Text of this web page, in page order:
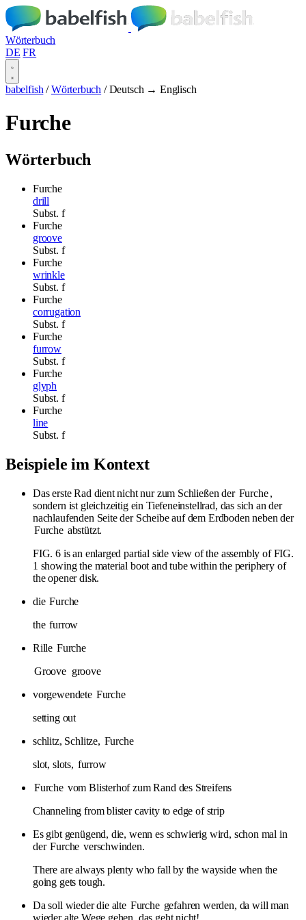
Wörterbuch
DE FR
babelfish / Wörterbuch / Deutsch → Englisch
Furche
Wörterbuch
Furche
drill
Subst. f
Furche
groove
Subst. f
Furche
wrinkle
Subst. f
Furche
corrugation
Subst. f
Furche
furrow
Subst. f
Furche
glyph
Subst. f
Furche
line
Subst. f
Beispiele im Kontext
Das erste Rad dient nicht nur zum Schließen der Furche ,
sondern ist gleichzeitig ein Tiefeneinstellrad, das sich an der
nachlaufenden Seite der Scheibe auf dem Erdboden neben der
Furche abstützt.
FIG. 6 is an enlarged partial side view of the assembly of FIG.
1 showing the material boot and tube within the periphery of
the opener disk.
die Furche
the furrow
Rille Furche
Groove groove
vorgewendete Furche
setting out
schlitz, Schlitze, Furche
slot, slots, furrow
Furche vom Blisterhof zum Rand des Streifens
Channeling from blister cavity to edge of strip
Es gibt genügend, die, wenn es schwierig wird, schon mal in
der Furche verschwinden.
There are always plenty who fall by the wayside when the
going gets tough.
Da soll wieder die alte Furche gefahren werden, da will man
wieder alte Wege gehen, das geht nicht!